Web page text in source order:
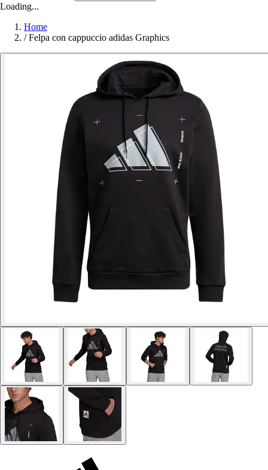
Loading...
Home
/ Felpa con cappuccio adidas Graphics